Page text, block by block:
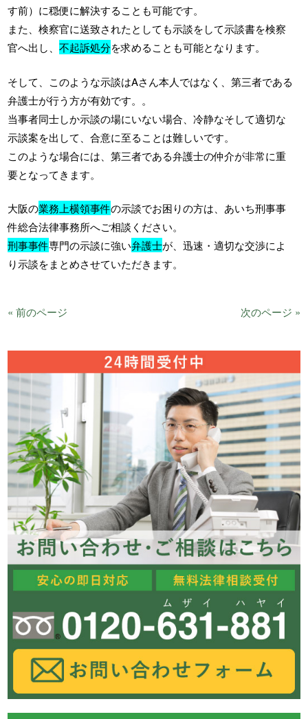
す前）に穏便に解決することも可能です。
また、検察官に送致されたとしても示談をして示談書を検察
官へ出し、不起訴処分を求めることも可能となります。
そして、このような示談はAさん本人ではなく、第三者である
弁護士が行う方が有効です。。
当事者同士しか示談の場にいない場合、冷静なそして適切な
示談案を出して、合意に至ることは難しいです。
このような場合には、第三者である弁護士の仲介が非常に重
要となってきます。
大阪の業務上横領事件の示談でお困りの方は、あいち刑事事
件総合法律事務所へご相談ください。
刑事事件専門の示談に強い弁護士が、迅速・適切な交渉によ
り示談をまとめさせていただきます。
« 前のページ 次のページ »